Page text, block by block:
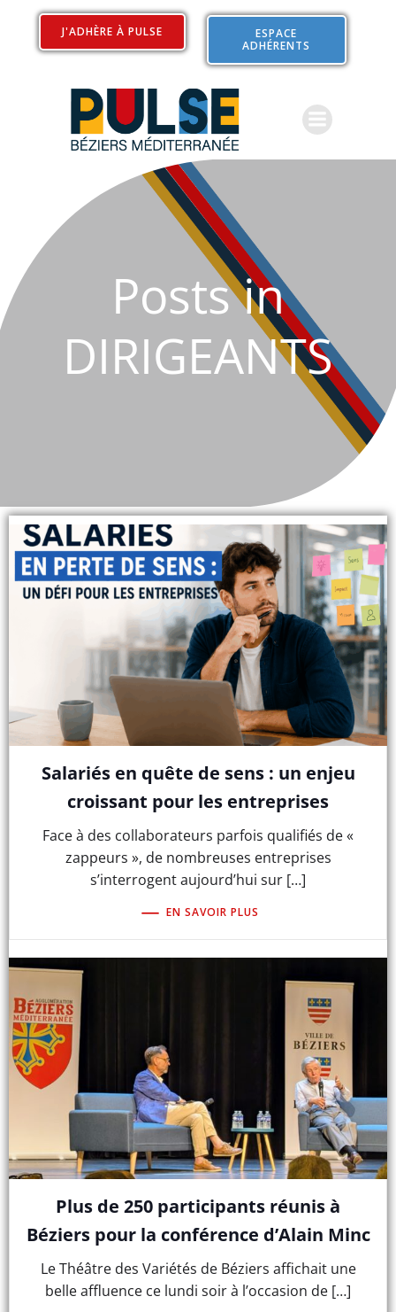
Aller
contenu
J'ADHÈRE À PULSE
ESPACE
ADHÉRENTS
Posts in
DIRIGEANTS
Salariés en quête de sens : un enjeu
croissant pour les entreprises
Face à des collaborateurs parfois qualifiés de «
zappeurs », de nombreuses entreprises
s’interrogent aujourd’hui sur […]
EN SAVOIR PLUS
Plus de 250 participants réunis à
Béziers pour la conférence d’Alain Minc
Le Théâtre des Variétés de Béziers affichait une
belle affluence ce lundi soir à l’occasion de […]